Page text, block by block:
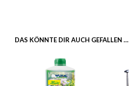
DAS KÖNNTE DIR AUCH GEFALLEN …